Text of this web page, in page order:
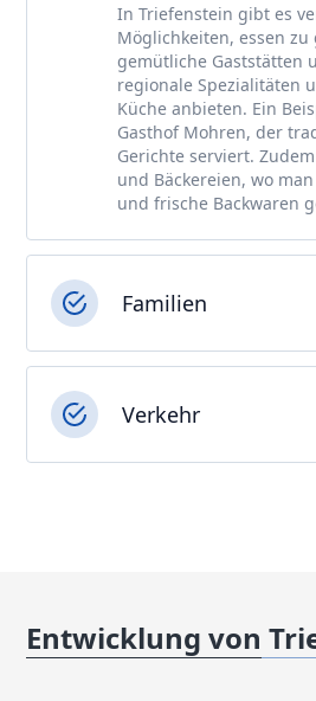
In Triefenstein gibt es
Möglichkeiten, essen zu
gemütliche Gaststätten
regionale Spezialitäten
Küche anbieten. Ein
Gasthof Mohren, der
Gerichte serviert.
und Bäckereien, wo
und frische Backwaren
Familien
Verkehr
Entwicklung von